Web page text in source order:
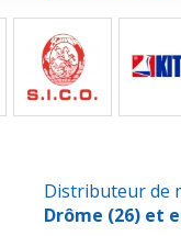
Distributeur de
Drôme (26) et